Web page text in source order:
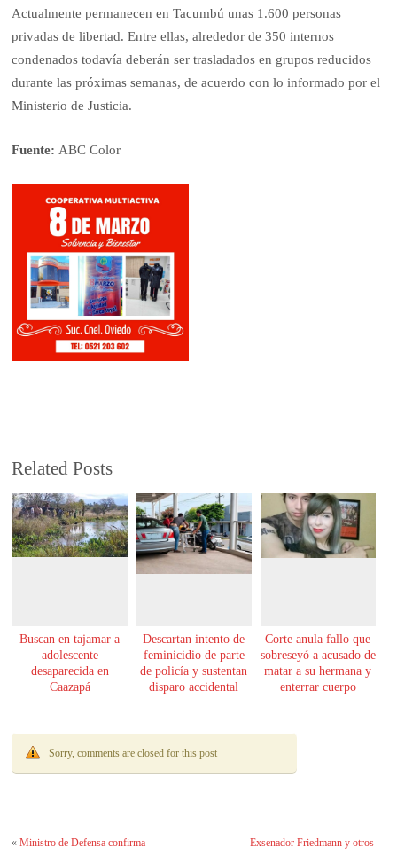
Actualmente permanecen en Tacumbú unas 1.600 personas
privadas de libertad. Entre ellas, alrededor de 350 internos
condenados todavía deberán ser trasladados en grupos reducidos
durante las próximas semanas, de acuerdo con lo informado por el
Ministerio de Justicia.
Fuente: ABC Color
Related Posts
Buscan en tajamar a
adolescente
desaparecida en
Caazapá
Descartan intento de
feminicidio de parte
de policía y sustentan
disparo accidental
Corte anula fallo que
sobreseyó a acusado de
matar a su hermana y
enterrar cuerpo
Sorry, comments are closed for this post
«Ministro de Defensa confirma
Exsenador Friedmann y otros